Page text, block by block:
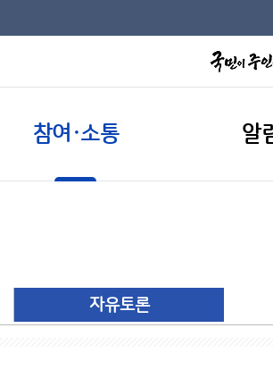
참여·소통 알
자유토론